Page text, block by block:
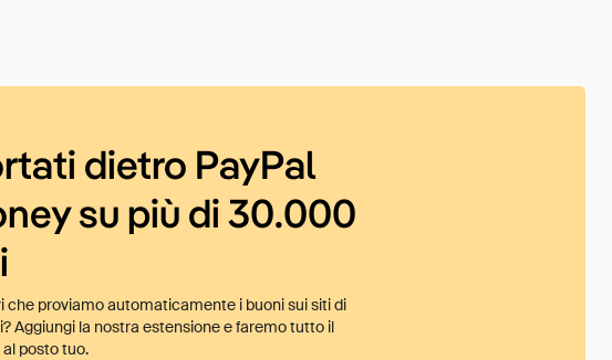
dietro PayPal
su più di 30.000
che proviamo automaticamente i buoni sui siti di
Aggiungi la nostra estensione e faremo tutto il
al posto tuo.